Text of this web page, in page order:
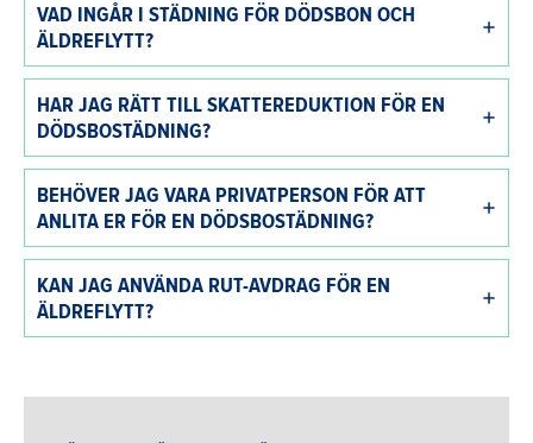
VAD INGÅR I STÄDNING FÖR DÖDSBON OCH
ÄLDREFLYTT?
HAR JAG RÄTT TILL SKATTEREDUKTION FÖR EN
DÖDSBOSTÄDNING?
BEHÖVER JAG VARA PRIVATPERSON FÖR ATT
ANLITA ER FÖR EN DÖDSBOSTÄDNING?
KAN JAG ANVÄNDA RUT-AVDRAG FÖR EN
ÄLDREFLYTT?